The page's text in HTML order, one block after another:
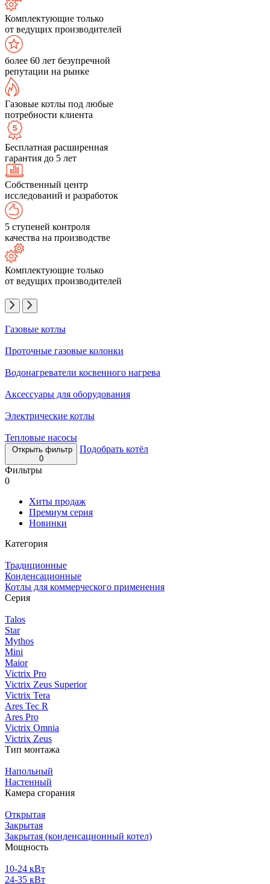
Комплектующие только
от ведущих производителей
более 60 лет безупречной
репутации на рынке
Газовые котлы под любые
потребности клиента
Бесплатная расширенная
гарантия до 5 лет
Собственный центр
исследований и разработок
5 ступеней контроля
качества на производстве
Комплектующие только
от ведущих производителей
Газовые котлы
Проточные газовые колонки
Водонагреватели косвенного нагрева
Аксессуары для оборудования
Электрические котлы
Тепловые насосы
Открыть фильтр
0
Подобрать котёл
Фильтры
0
Хиты продаж
Премиум серия
Новинки
Категория
Традиционные
Конденсационные
Котлы для коммерческого применения
Серия
Talos
Star
Mythos
Mini
Maior
Victrix Pro
Victrix Zeus Superior
Victrix Tera
Ares Tec R
Ares Pro
Victrix Omnia
Victrix Zeus
Тип монтажа
Напольный
Настенный
Камера сгорания
Открытая
Закрытая
Закрытая (конденсационный котел)
Мощность
10-24 кВт
24-35 кВт